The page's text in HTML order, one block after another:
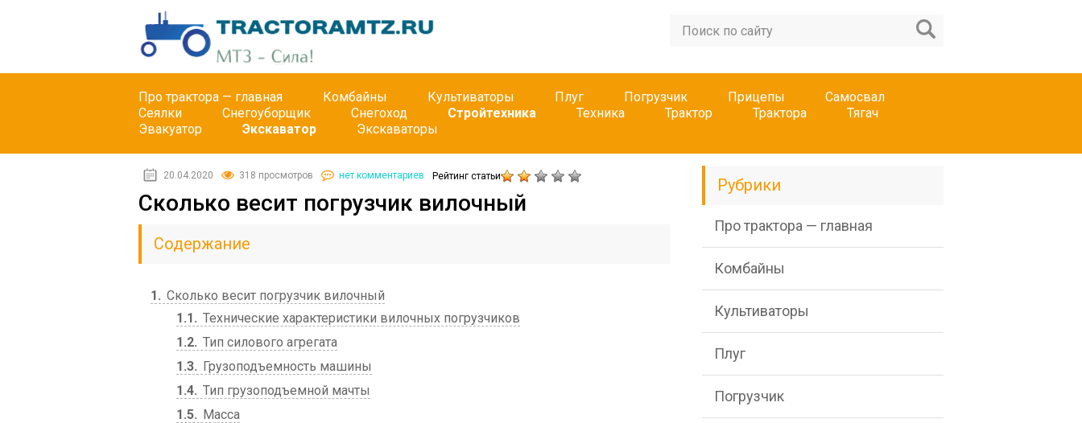
Про трактора — главная Комбайны Культиваторы Плуг Погрузчик Прицепы
Самосвал
Сеялки
Снегоуборщик Снегоход Стройтехника Техника Трактор Трактора
Тягач
Эвакуатор
Экскаватор Экскаваторы
20.04.2020 318 просмотров нет комментариев Рейтинг статьи
Сколько весит погрузчик вилочный
Содержание
1
Сколько весит погрузчик вилочный
1.1
Технические характеристики вилочных погрузчиков
1.2 Тип силового агрегата
1.3
Грузоподъемность машины
1.4 Тип грузоподъемной мачты
1.5
Масса
Рубрики
Про трактора — главная
Комбайны
Культиваторы
Плуг
Погрузчик